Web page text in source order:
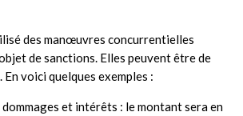
des manœuvres concurrentielles
de sanctions. Elles peuvent être de
voici quelques exemples :
et intérêts : le montant sera en